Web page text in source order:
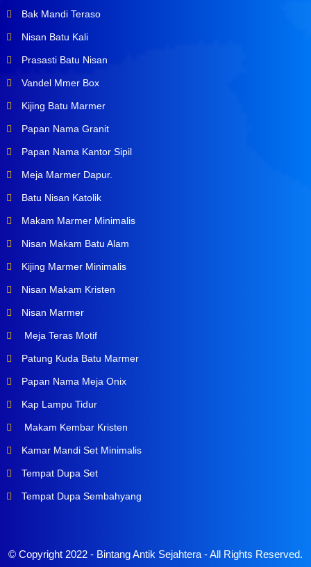
Bak Mandi Teraso
Nisan Batu Kali
Prasasti Batu Nisan
Vandel Mmer Box
Kijing Batu Marmer
Papan Nama Granit
Papan Nama Kantor Sipil
Meja Marmer Dapur.
Batu Nisan Katolik
Makam Marmer Minimalis
Nisan Makam Batu Alam
Kijing Marmer Minimalis
Nisan Makam Kristen
Nisan Marmer
Meja Teras Motif
Patung Kuda Batu Marmer
Papan Nama Meja Onix
Kap Lampu Tidur
Makam Kembar Kristen
Kamar Mandi Set Minimalis
Tempat Dupa Set
Tempat Dupa Sembahyang
© Copyright 2022 - Bintang Antik Sejahtera- All Rights Reserved.